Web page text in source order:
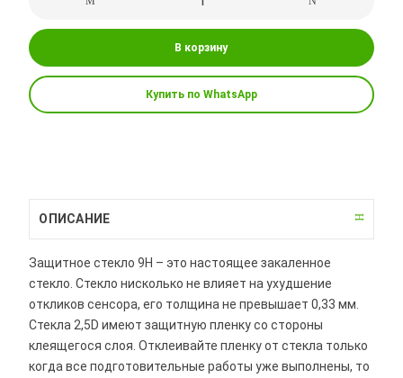
В корзину
Купить по WhatsApp
ОПИСАНИЕ
Защитное стекло 9H – это настоящее закаленное
стекло. Стекло нисколько не влияет на ухудшение
откликов сенсора, его толщина не превышает 0,33 мм.
Стекла 2,5D имеют защитную пленку со стороны
клеящегося слоя. Отклеивайте пленку от стекла только
когда все подготовительные работы уже выполнены, то